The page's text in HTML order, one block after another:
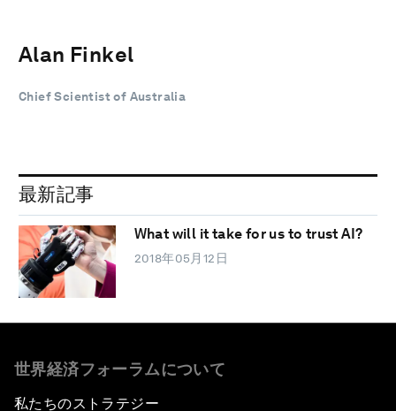
Alan Finkel
Chief Scientist of Australia
最新記事
What will it take for us to trust AI?
2018年05月12日
世界経済フォーラムについて
私たちのストラテジー